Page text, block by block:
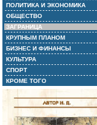
ПОЛИТИКА И ЭКОНОМИКА
ОБЩЕСТВО
ЗАГРАНИЦА
КРУПНЫМ ПЛАНОМ
БИЗНЕС И ФИНАНСЫ
КУЛЬТУРА
СПОРТ
КРОМЕ ТОГО